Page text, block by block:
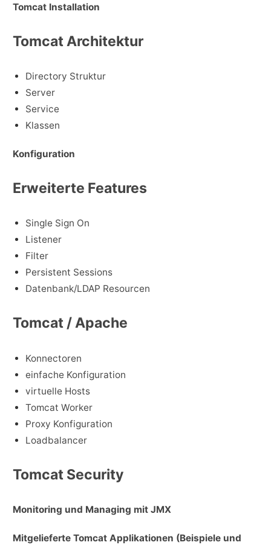
Tomcat Installation
Tomcat Architektur
Directory Struktur
Server
Service
Klassen
Konfiguration
Erweiterte Features
Single Sign On
Listener
Filter
Persistent Sessions
Datenbank/LDAP Resourcen
Tomcat / Apache
Konnectoren
einfache Konfiguration
virtuelle Hosts
Tomcat Worker
Proxy Konfiguration
Loadbalancer
Tomcat Security
Monitoring und Managing mit JMX
Mitgelieferte Tomcat Applikationen (Beispiele und